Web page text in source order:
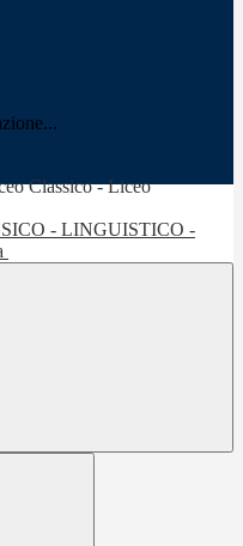
- LINGUISTICO -